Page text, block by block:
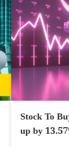
Stock To
up by